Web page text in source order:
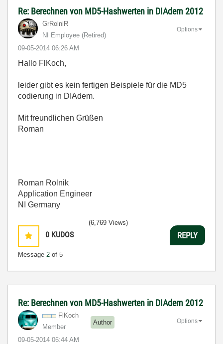
Re: Berechnen von MD5-Hashwerten in DIAdem 2012
GrRolniR
NI Employee (retired)
‎09-05-2014 06:26 AM
Options
Hallo FlKoch,
leider gibt es kein fertigen Beispiele für die MD5
codierung in DIAdem.
Mit freundlichen Grüßen
Roman
Roman Rolnik
Application Engineer
NI Germany
0 KUDOS
Message 2 of 5
(6,769 Views)
REPLY
Re: Berechnen von MD5-Hashwerten in DIAdem 2012
FlKoch
Member
Author
‎09-05-2014 06:44 AM
Options